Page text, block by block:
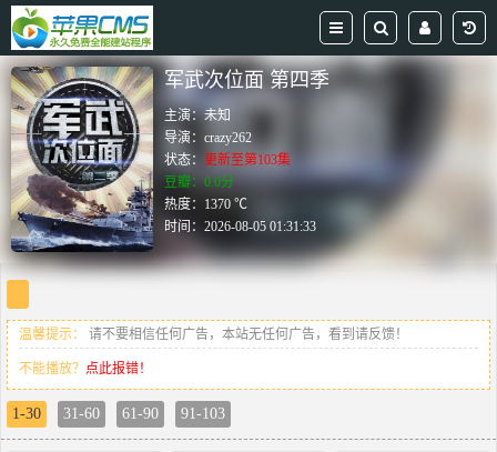
军武次位面 第四季
主演：未知
导演：crazy262
状态：
更新至第103集
豆瓣：0.0分
热度：1370 ℃
时间：2026-08-05 01:31:33
温馨提示： 请不要相信任何广告，本站无任何广告，看到请反馈！
不能播放？ 点此报错！
1-30 31-60 61-90 91-103